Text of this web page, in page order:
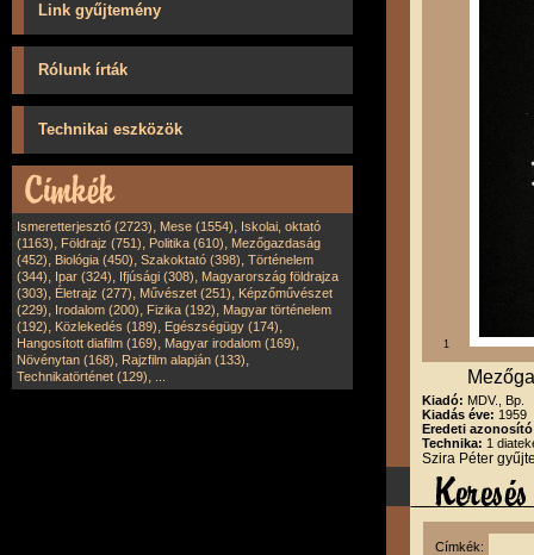
Link gyűjtemény
Rólunk írták
Technikai eszközök
Ismeretterjesztő (2723), Mese (1554), Iskolai, oktató
(1163), Földrajz (751), Politika (610), Mezőgazdaság
(452), Biológia (450), Szakoktató (398), Történelem
(344), Ipar (324), Ifjúsági (308), Magyarország földrajza
(303), Életrajz (277), Művészet (251), Képzőművészet
(229), Irodalom (200), Fizika (192), Magyar történelem
(192), Közlekedés (189), Egészségügy (174),
Hangosított diafilm (169), Magyar irodalom (169),
Növénytan (168), Rajzfilm alapján (133),
Technikatörténet (129),
1
Kiadó: MDV., Bp.
Kiadás éve: 1959
Eredeti
Technika: 1
Szira Péter
Címkék: